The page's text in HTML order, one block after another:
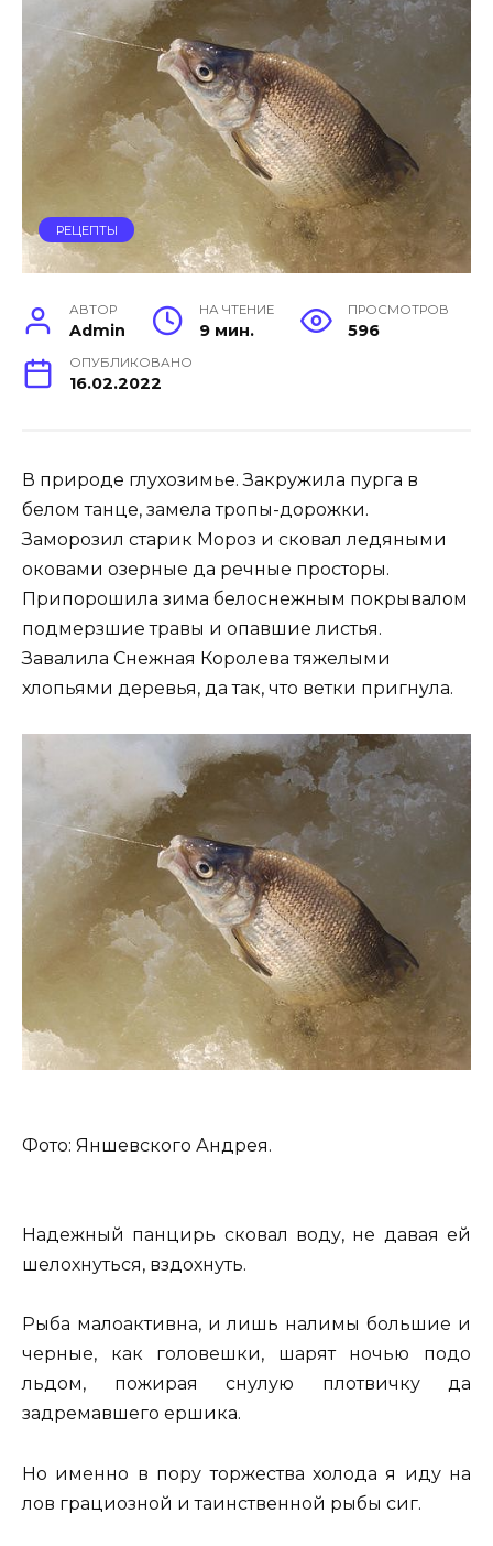
РЕЦЕПТЫ
АВТОР
Admin
НА ЧТЕНИЕ
9 мин.
ПРОСМОТРОВ
596
ОПУБЛИКОВАНО
16.02.2022
В природе глухозимье. Закружила пурга в
белом танце, замела тропы-дорожки.
Заморозил старик Мороз и сковал ледяными
оковами озерные да речные просторы.
Припорошила зима белоснежным покрывалом
подмерзшие травы и опавшие листья.
Завалила Снежная Королева тяжелыми
хлопьями деревья, да так, что ветки пригнула.
Фото: Яншевского Андрея.
Надежный панцирь сковал воду, не давая ей
шелохнуться, вздохнуть.
Рыба малоактивна, и лишь налимы большие и
черные, как головешки, шарят ночью подо
льдом, пожирая снулую плотвичку да
задремавшего ершика.
Но именно в пору торжества холода я иду на
лов грациозной и таинственной рыбы сиг.